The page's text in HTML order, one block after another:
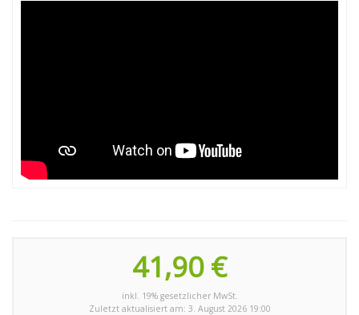
41,90 €
inkl. 19% gesetzlicher MwSt.
Zuletzt aktualisiert am: 3. August 2026 19:00